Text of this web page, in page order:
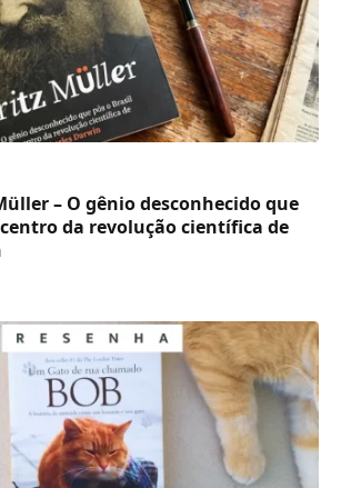
– O gênio desconhecido que
da revolução científica de